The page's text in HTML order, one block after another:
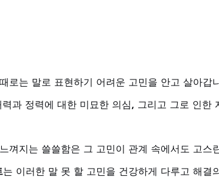
로는 말로 표현하기 어려운 고민을 안고 살아갑
과 정력에 대한 미묘한 의심, 그리고 그로 인한
껴지는 쓸쓸함은 그 고민이 관계 속에서도 고스
는 이러한 말 못 할 고민을 건강하게 다루고 해결